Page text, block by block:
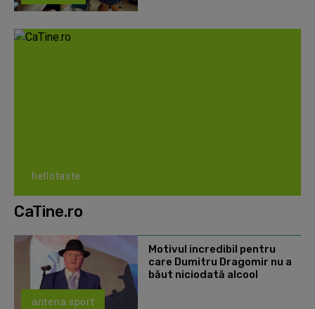
hellotaste
CaTine.ro
antena sport
Motivul incredibil pentru
care Dumitru Dragomir nu a
băut niciodată alcool